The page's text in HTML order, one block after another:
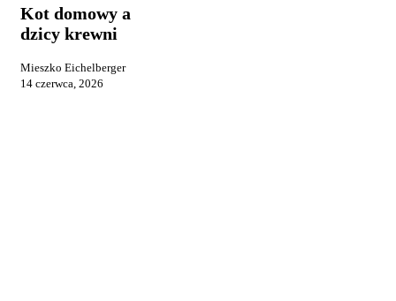
dzicy
krewni
Kot domowy a
dzicy krewni
Mieszko Eichelberger
14 czerwca, 2026